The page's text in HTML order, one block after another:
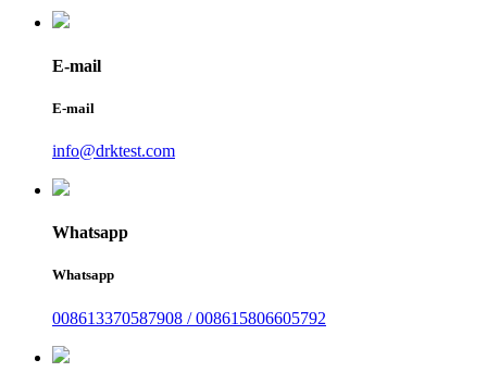
E-mail
E-mail
info@drktest.com
Whatsapp
Whatsapp
008613370587908 / 008615806605792